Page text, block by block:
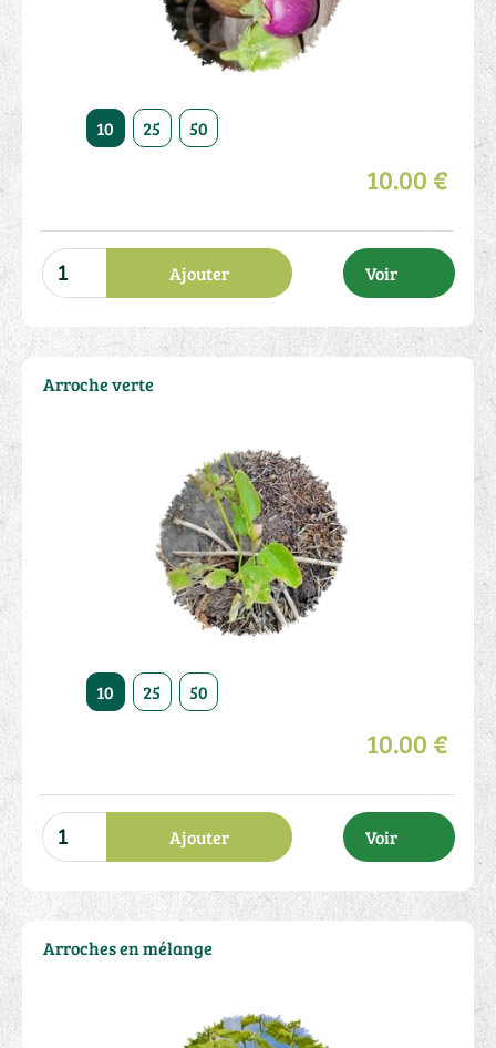
10 25 50
10.00 €
Ajouter Voir
10 25 50
10.00 €
Ajouter Voir
Arroche verte
Arroches en mélange